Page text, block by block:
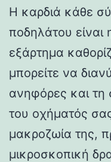
Η καρδιά κάθε
ποδηλάτου είναι
εξάρτημα
μπορείτε να
ανηφόρες και τη
του οχήματός
μακροζωία της,
μικροσκοπική